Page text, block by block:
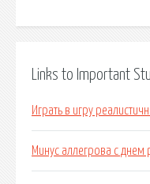
Links to Important
Играть в игру
Минус аллегрова с днем